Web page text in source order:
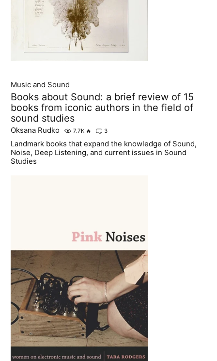
Music and Sound
Books about Sound: a brief review of 15
books from iconic authors in the field of
sound studies
Oksana Rudko 7.7K 🔥 3
Landmark books that expand the knowledge of Sound,
Noise, Deep Listening, and current issues in Sound
Studies